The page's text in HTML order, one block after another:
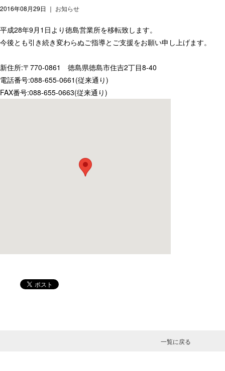
2016年08月29日 ｜ お知らせ
平成28年9月1日より徳島営業所を移転致します。
今後とも引き続き変わらぬご指導とご支援をお願い申し上げます。
新住所:〒770-0861 徳島県徳島市住吉2丁目8-40
電話番号:088-655-0661(従来通り)
FAX番号:088-655-0663(従来通り)
一覧に戻る